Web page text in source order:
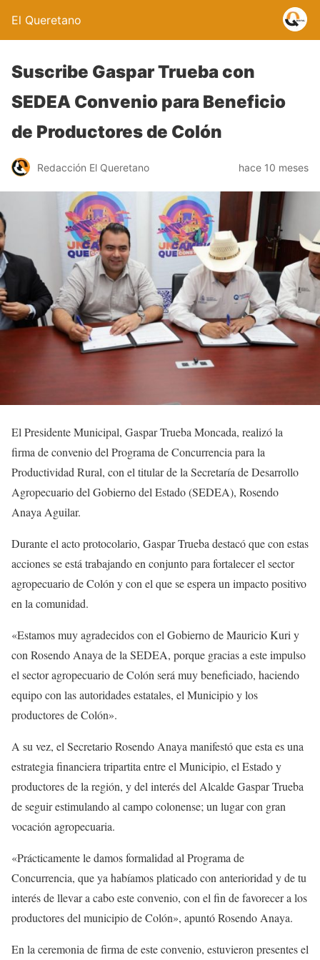
El Queretano
Suscribe Gaspar Trueba con
SEDEA Convenio para Beneficio
de Productores de Colón
Redacción El Queretano hace 10 meses
El Presidente Municipal, Gaspar Trueba Moncada, realizó la
firma de convenio del Programa de Concurrencia para la
Productividad Rural, con el titular de la Secretaría de Desarrollo
Agropecuario del Gobierno del Estado (SEDEA), Rosendo
Anaya Aguilar.
Durante el acto protocolario, Gaspar Trueba destacó que con estas
acciones se está trabajando en conjunto para fortalecer el sector
agropecuario de Colón y con el que se espera un impacto positivo
en la comunidad.
«Estamos muy agradecidos con el Gobierno de Mauricio Kuri y
con Rosendo Anaya de la SEDEA, porque gracias a este impulso
el sector agropecuario de Colón será muy beneficiado, haciendo
equipo con las autoridades estatales, el Municipio y los
productores de Colón».
A su vez, el Secretario Rosendo Anaya manifestó que esta es una
estrategia financiera tripartita entre el Municipio, el Estado y
productores de la región, y del interés del Alcalde Gaspar Trueba
de seguir estimulando al campo colonense; un lugar con gran
vocación agropecuaria.
«Prácticamente le damos formalidad al Programa de
Concurrencia, que ya habíamos platicado con anterioridad y de tu
interés de llevar a cabo este convenio, con el fin de favorecer a los
productores del municipio de Colón», apuntó Rosendo Anaya.
En la ceremonia de firma de este convenio, estuvieron presentes el